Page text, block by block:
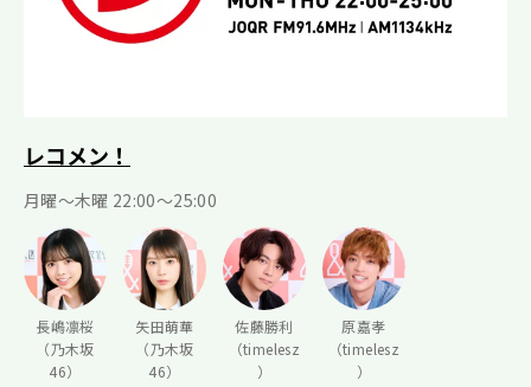
レコメン！
月曜〜木曜 22:00〜25:00
長嶋凛桜
（乃木坂
46）
矢田萌華
（乃木坂
46）
佐藤勝利
（timelesz
）
原嘉孝
（timelesz
）